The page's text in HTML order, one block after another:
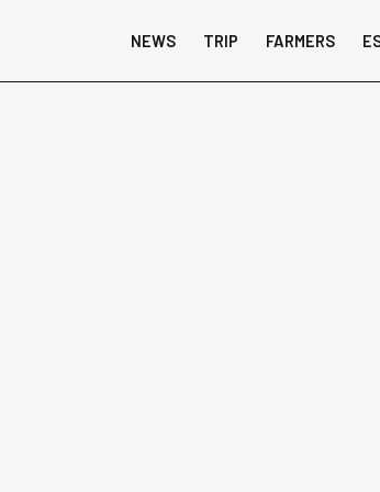
NEWS TRIP FARMERS